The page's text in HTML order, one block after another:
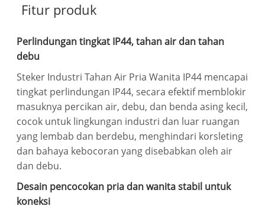
Fitur produk
Perlindungan tingkat IP44, tahan air dan tahan
debu
Steker Industri Tahan Air Pria Wanita IP44 mencapai
tingkat perlindungan IP44, secara efektif memblokir
masuknya percikan air, debu, dan benda asing kecil,
cocok untuk lingkungan industri dan luar ruangan
yang lembab dan berdebu, menghindari korsleting
dan bahaya kebocoran yang disebabkan oleh air
dan debu.
Desain pencocokan pria dan wanita stabil untuk
koneksi